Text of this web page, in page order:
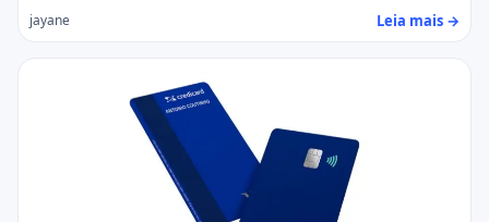
jayane Leia mais →